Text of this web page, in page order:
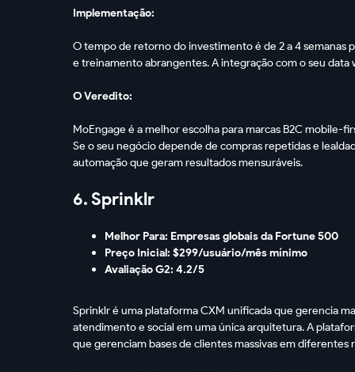
Implementação:
O tempo de retorno do investimento é de 2 a 4 semanas
e treinamento abrangentes. A integração com o seu
O Veredito:
MoEngage é a melhor escolha para marcas B2C mobile-
Se o seu negócio depende de compras repetidas e
automação que geram resultados mensuráveis.
6. Sprinklr
Melhor Para: Empresas globais da Fortune 500
Preço Inicial: $299/usuário/mês mínimo
Avaliação G2: 4.2/5
Sprinklr é uma plataforma CXM unificada que gerencia
atendimento e social em uma única arquitetura. A
que gerenciam bases de clientes massivas em diferentes